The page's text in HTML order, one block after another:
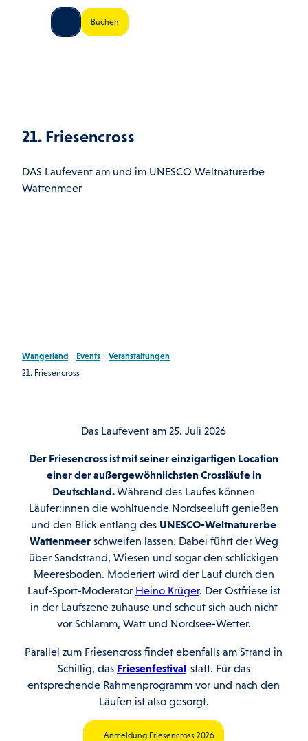
Suche Menü Buchen
© Tim Alex Fotografie
21. Friesencross
DAS Laufevent am und im UNESCO Weltnaturerbe
Wattenmeer
Wangerland Events
Veranstaltungen
21. Friesencross
Das Laufevent am 25. Juli 2026
Der Friesencross ist mit seiner einzigartigen Location
einer der außergewöhnlichsten Crossläufe in
Deutschland.Während des Laufes können
Läufer:innen die wohltuende Nordseeluft genießen
und den Blick entlang des UNESCO-Weltnaturerbe
Wattenmeerschweifen lassen. Dabei führt der Weg
über Sandstrand, Wiesen und sogar den schlickigen
Meeresboden. Moderiert wird der Lauf durch den
Lauf-Sport-Moderator Heino Krüger. Der Ostfriese ist
in der Laufszene zuhause und scheut sich auch nicht
vor Schlamm, Watt und Nordsee-Wetter.
Parallel zum Friesencross findet ebenfalls am Strand in
Schillig, das Friesenfestival statt. Für das
entsprechende Rahmenprogramm vor und nach den
Läufen ist also gesorgt.
Anmeldung Friesencross 2026